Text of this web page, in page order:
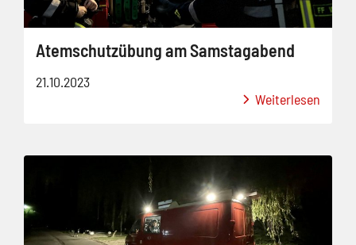
Atemschutzübung am Samstagabend
21.10.2023
Weiterlesen